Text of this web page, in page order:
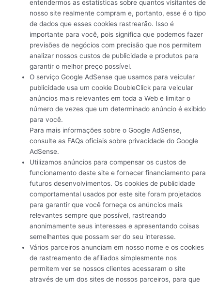
entendermos as estatísticas sobre quantos visitantes de
nosso site realmente compram e, portanto, esse é o tipo
de dados que esses cookies rastrearão. Isso é
importante para você, pois significa que podemos fazer
previsões de negócios com precisão que nos permitem
analizar nossos custos de publicidade e produtos para
garantir o melhor preço possível.
O serviço Google AdSense que usamos para veicular
publicidade usa um cookie DoubleClick para veicular
anúncios mais relevantes em toda a Web e limitar o
número de vezes que um determinado anúncio é exibido
para você.
Para mais informações sobre o Google AdSense,
consulte as FAQs oficiais sobre privacidade do Google
AdSense.
Utilizamos anúncios para compensar os custos de
funcionamento deste site e fornecer financiamento para
futuros desenvolvimentos. Os cookies de publicidade
comportamental usados ​​por este site foram projetados
para garantir que você forneça os anúncios mais
relevantes sempre que possível, rastreando
anonimamente seus interesses e apresentando coisas
semelhantes que possam ser do seu interesse.
Vários parceiros anunciam em nosso nome e os cookies
de rastreamento de afiliados simplesmente nos
permitem ver se nossos clientes acessaram o site
através de um dos sites de nossos parceiros, para que